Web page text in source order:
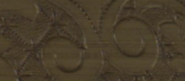
Manuscritos musicales